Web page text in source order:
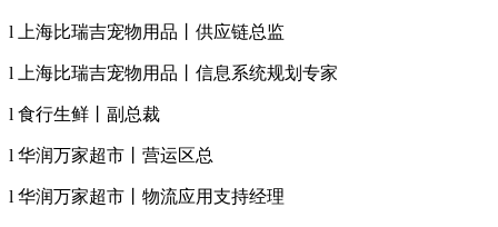
l 上海比瑞吉宠物用品丨供应链总监
l 上海比瑞吉宠物用品丨信息系统规划专家
l 食行生鲜丨副总裁
l 华润万家超市丨营运区总
l 华润万家超市丨物流应用支持经理